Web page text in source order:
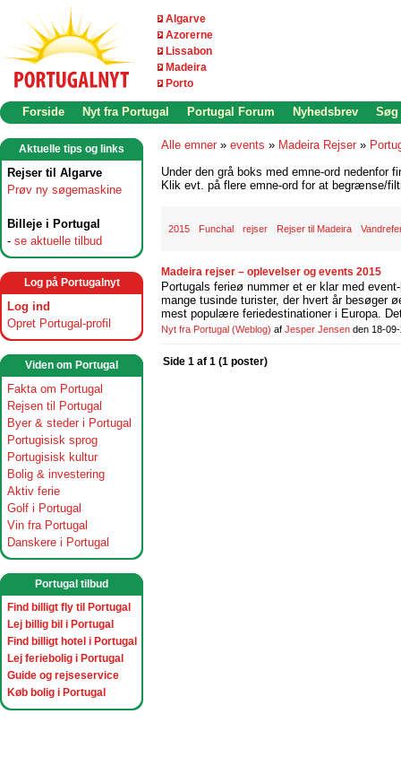
Algarve
Azorerne
Lissabon
Madeira
Porto
Forside Nyt fra Portugal Portugal Forum Nyhedsbrev Søg
Aktuelle tips og links
Rejser til Algarve
Prøv ny søgemaskine
Billeje i Portugal
- se aktuelle tilbud
Log på Portugalnyt
Log ind
Opret Portugal-profil
Viden om Portugal
Fakta om Portugal
Rejsen til Portugal
Byer & steder i Portugal
Portugisisk sprog
Portugisisk kultur
Bolig & investering
Aktiv ferie
Golf i Portugal
Vin fra Portugal
Danskere i Portugal
Portugal tilbud
Find billigt fly til Portugal
Lej billig bil i Portugal
Find billigt hotel i Portugal
Lej feriebolig i Portugal
Guide og rejseservice
Køb bolig i Portugal
Alle emner » events » Madeira Rejser »
Under den grå boks med emne-ord nedenfor
Klik evt. på flere emne-ord for at begrænse/
2015 Funchal rejser Rejser til Madeira
Madeira rejser – oplevelser og events 2015
Portugals ferieø nummer et er klar med
mange tusinde turister, der hvert år besøger
mest populære feriedestinationer i Europa.
Nyt fra Portugal (Weblog) af Jesper Jensen den 18-
Side 1 af 1 (1 poster)